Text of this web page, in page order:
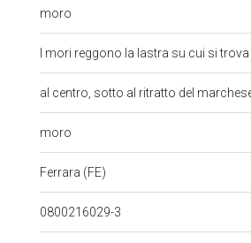
moro
I mori reggono la lastra su cui si
al centro, sotto al ritratto del
moro
Ferrara (FE)
0800216029-3